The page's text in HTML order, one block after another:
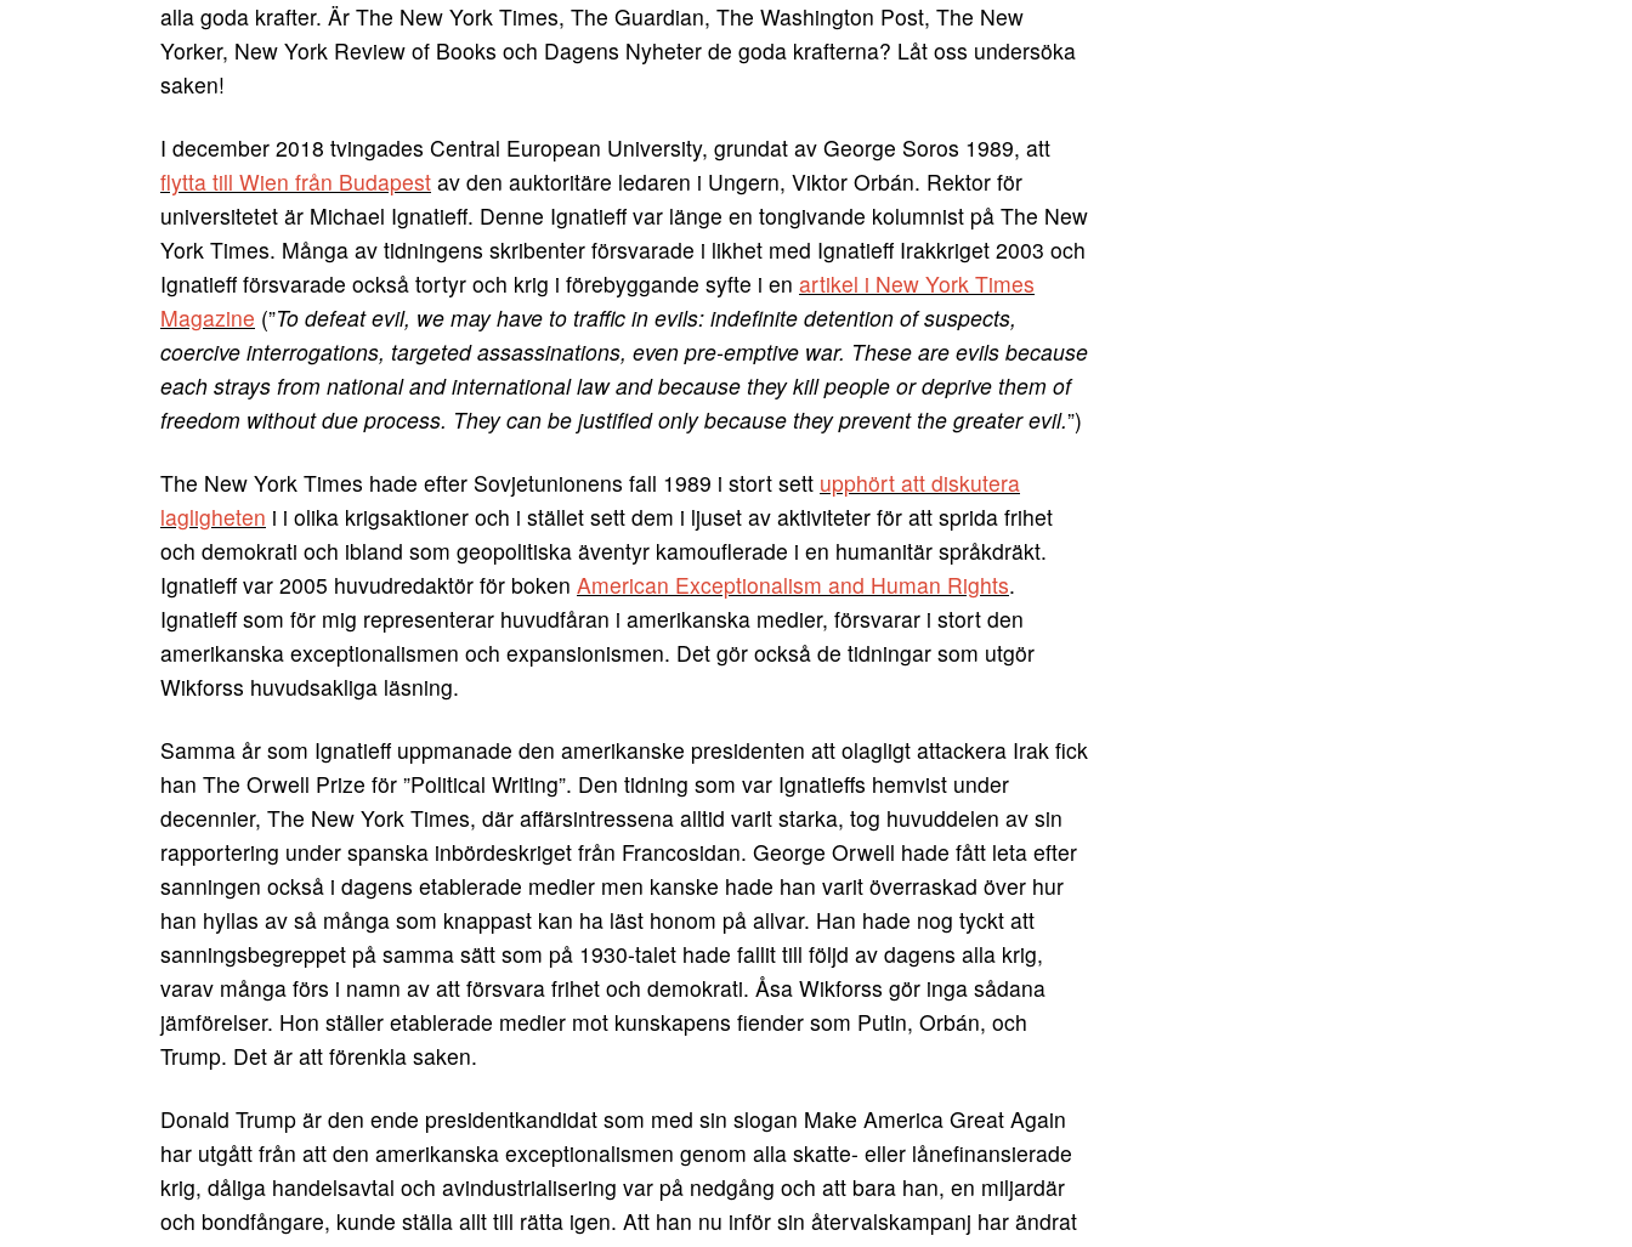
alla goda krafter. Är The New York Times, The Guardian, The Washington Post, The New
Yorker, New York Review of Books och Dagens Nyheter de goda krafterna? Låt oss undersöka
saken!
I december 2018 tvingades Central European University, grundat av George Soros 1989, att
flytta till Wien från Budapest av den auktoritäre ledaren i Ungern, Viktor Orbán. Rektor för
universitetet är Michael Ignatieff. Denne Ignatieff var länge en tongivande kolumnist på The New
York Times. Många av tidningens skribenter försvarade i likhet med Ignatieff Irakkriget 2003 och
Ignatieff försvarade också tortyr och krig i förebyggande syfte i en artikel i New York Times
Magazine (”To defeat evil, we may have to traffic in evils: indefinite detention of suspects,
coercive interrogations, targeted assassinations, even pre-emptive war. These are evils because
each strays from national and international law and because they kill people or deprive them of
freedom without due process. They can be justified only because they prevent the greater evil.”)
The New York Times hade efter Sovjetunionens fall 1989 i stort sett upphört att diskutera
lagligheten i i olika krigsaktioner och i stället sett dem i ljuset av aktiviteter för att sprida frihet
och demokrati och ibland som geopolitiska äventyr kamouflerade i en humanitär språkdräkt.
Ignatieff var 2005 huvudredaktör för boken American Exceptionalism and Human Rights.
Ignatieff som för mig representerar huvudfåran i amerikanska medier, försvarar i stort den
amerikanska exceptionalismen och expansionismen. Det gör också de tidningar som utgör
Wikforss huvudsakliga läsning.
Samma år som Ignatieff uppmanade den amerikanske presidenten att olagligt attackera Irak fick
han The Orwell Prize för ”Political Writing”. Den tidning som var Ignatieffs hemvist under
decennier, The New York Times, där affärsintressena alltid varit starka, tog huvuddelen av sin
rapportering under spanska inbördeskriget från Francosidan. George Orwell hade fått leta efter
sanningen också i dagens etablerade medier men kanske hade han varit överraskad över hur
han hyllas av så många som knappast kan ha läst honom på allvar. Han hade nog tyckt att
sanningsbegreppet på samma sätt som på 1930-talet hade fallit till följd av dagens alla krig,
varav många förs i namn av att försvara frihet och demokrati. Åsa Wikforss gör inga sådana
jämförelser. Hon ställer etablerade medier mot kunskapens fiender som Putin, Orbán, och
Trump. Det är att förenkla saken.
Donald Trump är den ende presidentkandidat som med sin slogan Make America Great Again
har utgått från att den amerikanska exceptionalismen genom alla skatte- eller lånefinansierade
krig, dåliga handelsavtal och avindustrialisering var på nedgång och att bara han, en miljardär
och bondfångare, kunde ställa allt till rätta igen. Att han nu inför sin återvalskampanj har ändrat